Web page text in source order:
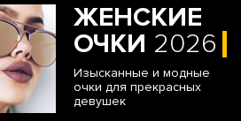
ЖЕНСКИЕ
ОЧКИ 2026
Изысканные и модные
очки для прекрасных
девушек